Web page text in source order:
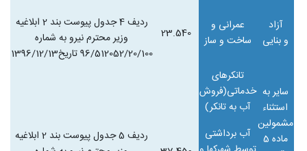
آزاد
و بنایی
عمرانی و
ساخت و ساز
23.540
ردیف 4 جدول پیوست بند 2 ابلاغیه
وزیر محترم نیرو به شماره
96/512052/20/100 تاریخ1396/12/13
سایر به
استثناء
مشمولین
ماده 5
تانکرهای
خدماتی(فروش
آب به تانکر)
ردیف 5 جدول پیوست بند 2 ابلاغیه
آب برداشتی